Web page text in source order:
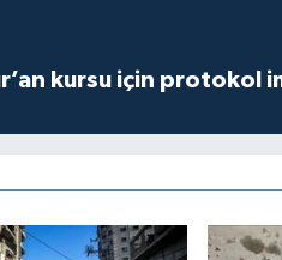
kursu için protokol